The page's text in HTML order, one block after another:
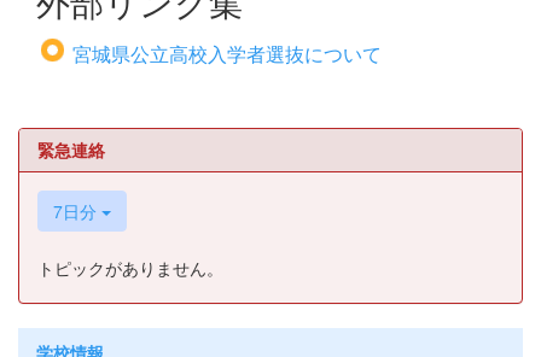
宮城県公立高校入学者選抜について
緊急連絡
7日分
トピックがありません。